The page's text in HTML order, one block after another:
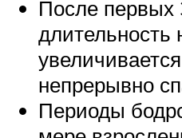
После первых
длительность
непрерывно
Периоды